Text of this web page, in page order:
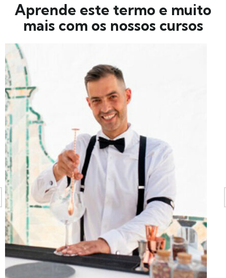
Aprende este termo e muito
mais com os nossos cursos